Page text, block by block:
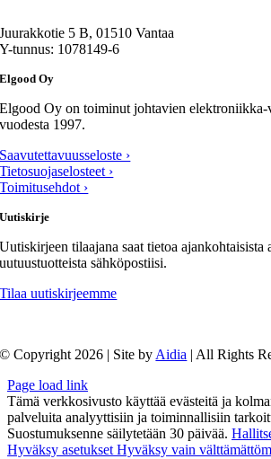
Juurakkotie 5 B, 01510 Vantaa
Y-tunnus: 1078149-6
Elgood Oy
Elgood Oy on toiminut johtavien elektroniikka-
vuodesta 1997.
Saavutettavuusseloste ›
Tietosuojaselosteet ›
Toimitusehdot ›
Uutiskirje
Uutiskirjeen tilaajana saat tietoa ajankohtaisista
uutuustuotteista sähköpostiisi.
Tilaa uutiskirjeemme
© Copyright 2026 | Site by Aidia | All Rights
Page load link
Tämä verkkosivusto käyttää evästeitä ja
palveluita analyyttisiin ja toiminnallisiin
Suostumuksenne säilytetään 30 päivää.
Hyväksy asetukset Hyväksy vain